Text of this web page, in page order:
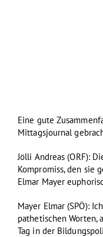
Eine gute
Mittagsjournal
Jölli Andreas (ORF):
Kompromiss, den sie
Elmar Mayer
Mayer Elmar (SPÖ):
pathetischen
Tag in der